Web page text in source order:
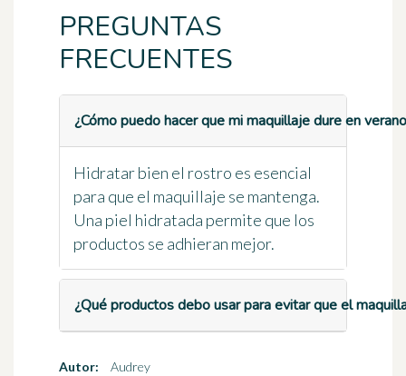
PREGUNTAS
FRECUENTES
¿Cómo puedo hacer que mi maquillaje dure en
Hidratar bien el rostro es esencial
para que el maquillaje se mantenga.
Una piel hidratada permite que los
productos se adhieran mejor.
¿Qué productos debo usar para evitar que el
Autor:
Audrey